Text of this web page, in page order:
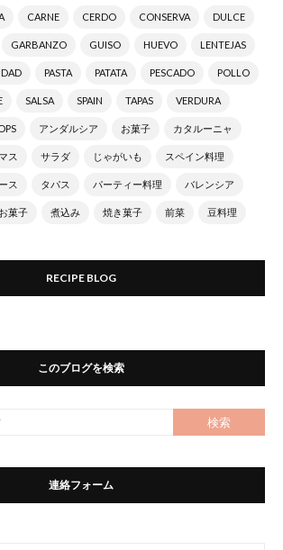
CARNE CERDO CONSERVA DULCE
GARBANZO GUISO HUEVO LENTEJAS
PASTA PATATA PESCADO POLLO
SALSA SPAIN TAPAS VERDURA
アンダルシア お菓子 カタルーニャ
ス サラダ じゃがいも スペイン料理
ス タパス パーティー料理 バレンシア
菓子 煮込み 焼き菓子 前菜 豆料理
RECIPE BLOG
このブログを検索
連絡フォーム